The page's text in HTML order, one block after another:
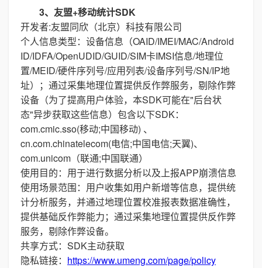
3、友盟+移动统计SDK
开发者:友盟同欣（北京）科技有限公司
个人信息类型：设备信息（OAID/IMEI/MAC/Android
ID/IDFA/OpenUDID/GUID/SIM卡IMSI信息/地理位
置/MEID/硬件序列号/应用列表/设备序列号/SN/IP地
址）；通过采集地理位置提供反作弊服务，剔除作弊
设备（为了提高用户体验，本SDK可能在"后台状
态"异步获取这些信息）包含以下SDK：
com.cmic.sso(移动;中国移动) 、
cn.com.chinatelecom(电信;中国电信;天翼)、
com.unicom（联通;中国联通）
使用目的：用于进行数据分析以及上报APP崩溃信息
使用场景范围：用户收集如用户新增等信息，提供统
计分析服务，并通过地理位置校准报表数据准确性，
提供基础反作弊能力；通过采集地理位置提供反作弊
服务，剔除作弊设备。
共享方式：SDK主动获取
隐私链接： https://www.umeng.com/page/policy